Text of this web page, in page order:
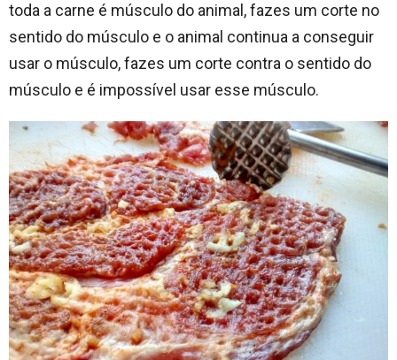
toda a carne é músculo do animal, fazes um corte no
sentido do músculo e o animal continua a conseguir
usar o músculo, fazes um corte contra o sentido do
músculo e é impossível usar esse músculo.